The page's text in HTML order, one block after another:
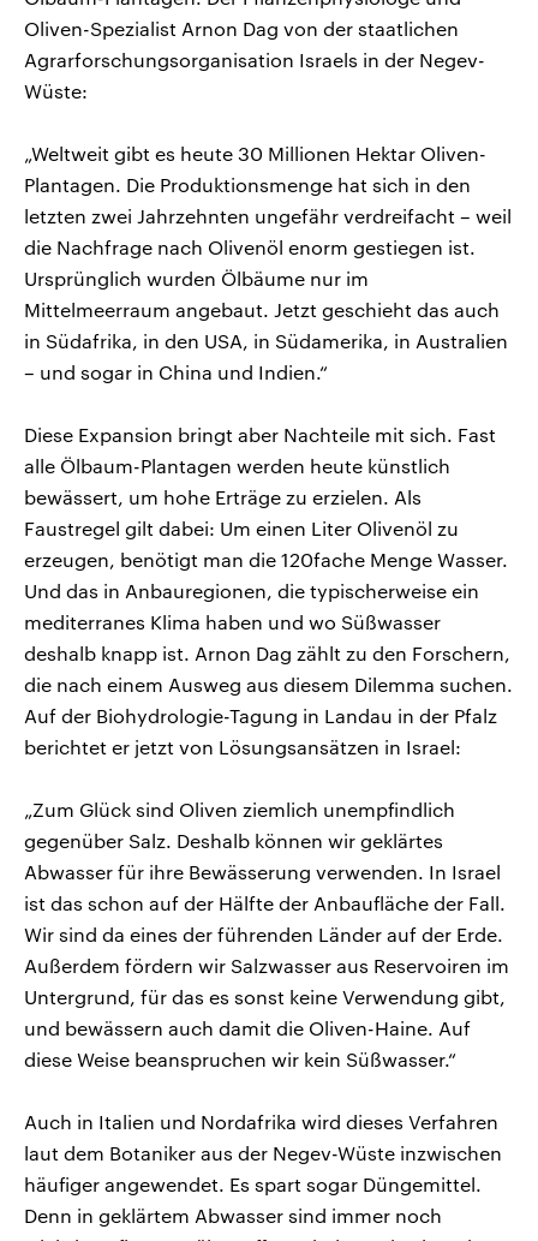
Oliven-Spezialist Arnon Dag von der staatlichen
Agrarforschungsorganisation Israels in der Negev-
Wüste:
„Weltweit gibt es heute 30 Millionen Hektar Oliven-
Plantagen. Die Produktionsmenge hat sich in den
letzten zwei Jahrzehnten ungefähr verdreifacht – weil
die Nachfrage nach Olivenöl enorm gestiegen ist.
Ursprünglich wurden Ölbäume nur im
Mittelmeerraum angebaut. Jetzt geschieht das auch
in Südafrika, in den USA, in Südamerika, in Australien
– und sogar in China und Indien.“
Diese Expansion bringt aber Nachteile mit sich. Fast
alle Ölbaum-Plantagen werden heute künstlich
bewässert, um hohe Erträge zu erzielen. Als
Faustregel gilt dabei: Um einen Liter Olivenöl zu
erzeugen, benötigt man die 120fache Menge Wasser.
Und das in Anbauregionen, die typischerweise ein
mediterranes Klima haben und wo Süßwasser
deshalb knapp ist. Arnon Dag zählt zu den Forschern,
die nach einem Ausweg aus diesem Dilemma suchen.
Auf der Biohydrologie-Tagung in Landau in der Pfalz
berichtet er jetzt von Lösungsansätzen in Israel:
„Zum Glück sind Oliven ziemlich unempfindlich
gegenüber Salz. Deshalb können wir geklärtes
Abwasser für ihre Bewässerung verwenden. In Israel
ist das schon auf der Hälfte der Anbaufläche der Fall.
Wir sind da eines der führenden Länder auf der Erde.
Außerdem fördern wir Salzwasser aus Reservoiren im
Untergrund, für das es sonst keine Verwendung gibt,
und bewässern auch damit die Oliven-Haine. Auf
diese Weise beanspruchen wir kein Süßwasser.“
Auch in Italien und Nordafrika wird dieses Verfahren
laut dem Botaniker aus der Negev-Wüste inzwischen
häufiger angewendet. Es spart sogar Düngemittel.
Denn in geklärtem Abwasser sind immer noch